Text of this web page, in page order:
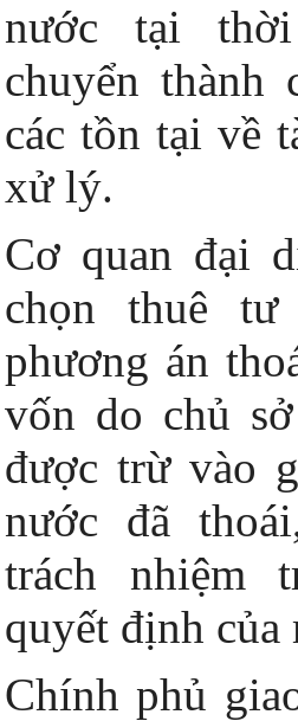
nước tại
chuyển thành
các tồn tại về
xử lý.
Cơ quan đại
chọn thuê
phương án
vốn do chủ
được trừ vào
nước đã
trách nhiệm
quyết định của
Chính phủ